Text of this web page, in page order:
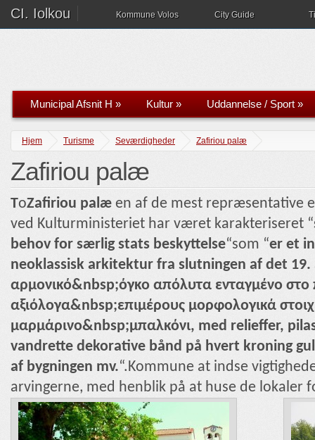
CI. Iolkou Kommune Volos City Guide
Municipal Afsnit H » Kultur » Uddannelse / Sport »
Hjem Turisme Seværdigheder Zafiriou palæ
Zafiriou palæ
ToZafiriou palæ en af ​​de mest repræsentative
ved Kulturministeriet har været karakteriseret “
behov for særlig stats beskyttelse“som “er et
neoklassisk arkitektur fra slutningen af ​​det 19.
αρμονικό&nbsp;όγκο απόλυτα ενταγμένο στο
αξιόλογα&nbsp;επιμέρους μορφολογικά
μαρμάρινο&nbsp;μπαλκόνι, med relieffer,
vandrette dekorative bånd på hvert kroning
af bygningen mv.“.Kommune at indse
arvingerne, med henblik på at huse de lokaler